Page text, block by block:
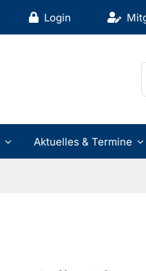
Login
Aktuelles & Termine